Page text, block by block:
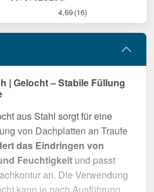
4,69(16)
| Gelocht – Stabile Füllung
aus Stahl sorgt für eine
von Dachplatten an Traufe
das Eindringen von
Feuchtigkeit und passt
an. Die Verwendung